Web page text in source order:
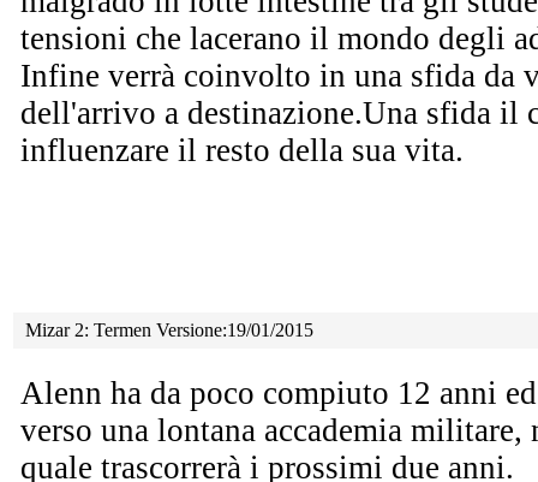
tensioni che lacerano il mondo degli
Infine verrà coinvolto in una sfida da
dell'arrivo a destinazione.Una sfida il
influenzare il resto della sua vita.
Mizar 2: Termen Versione:19/01/2015
Alenn ha da poco compiuto 12 anni
verso una lontana accademia militare,
quale trascorrerà i prossimi due anni.